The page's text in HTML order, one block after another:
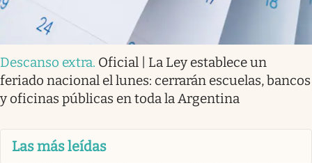
Descanso extra. Oficial | La Ley establece un
feriado nacional el lunes: cerrarán escuelas, bancos
y oficinas públicas en toda la Argentina
Las más leídas